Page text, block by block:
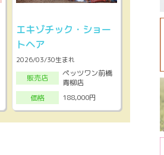
エキゾチック・ショー
トヘア
2026/03/30生まれ
販売店
ペッツワン前橋
青柳店
価格
188,000円